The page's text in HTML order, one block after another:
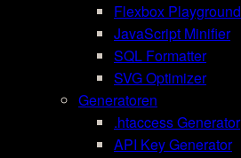
Flexbox Playground
JavaScript Minifier
SQL Formatter
SVG Optimizer
Generatoren
.htaccess Generator
API Key Generator